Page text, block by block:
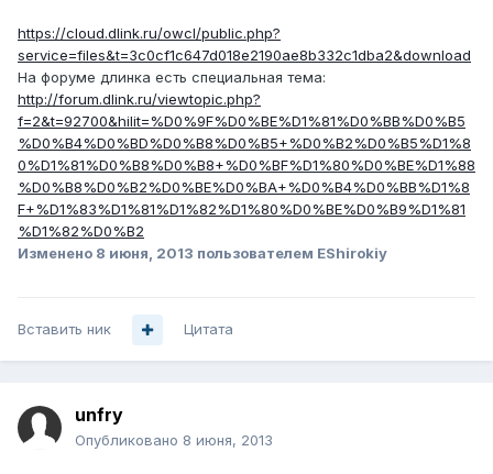
https://cloud.dlink.ru/owcl/public.php?
service=files&t=3c0cf1c647d018e2190ae8b332c1dba2&download
На форуме длинка есть специальная тема:
http://forum.dlink.ru/viewtopic.php?
f=2&t=92700&hilit=%D0%9F%D0%BE%D1%81%D0%BB%D0%B5
%D0%B4%D0%BD%D0%B8%D0%B5+%D0%B2%D0%B5%D1%8
0%D1%81%D0%B8%D0%B8+%D0%BF%D1%80%D0%BE%D1%88
%D0%B8%D0%B2%D0%BE%D0%BA+%D0%B4%D0%BB%D1%8
F+%D1%83%D1%81%D1%82%D1%80%D0%BE%D0%B9%D1%81
%D1%82%D0%B2
Изменено 8 июня, 2013 пользователем EShirokiy
Вставить ник Цитата
unfry
Опубликовано 8 июня, 2013